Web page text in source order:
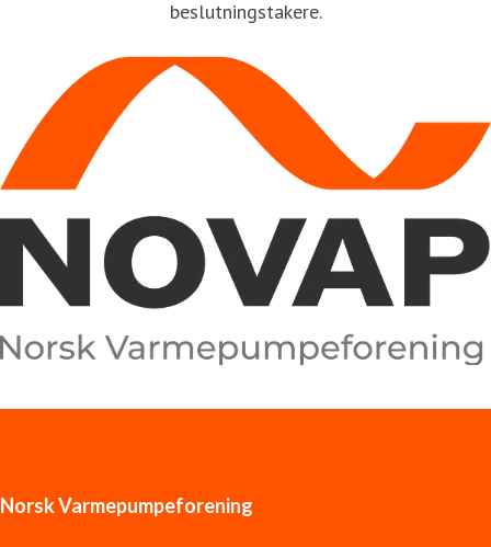
beslutningstakere.
Norsk Varmepumpeforening